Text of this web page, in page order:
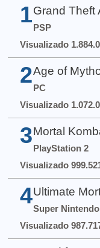
1 Grand Theft
PSP
Visualizado
2 Age of
PC
Visualizado
3 Mortal
PlayStation 2
Visualizado
4 Ultimate
Super Nintendo
Visualizado